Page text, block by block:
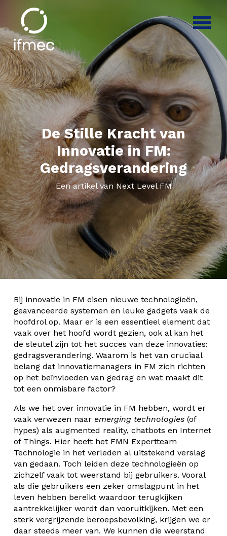
De Stille Kracht van
Innovatie in FM:
Gedragsverandering
Een artikel van Next Level FM
Bij innovatie in FM eisen nieuwe technologieën,
geavanceerde systemen en leuke gadgets vaak de
hoofdrol op. Maar er is een essentieel element dat
vaak over het hoofd wordt gezien, ook al kan het
de sleutel zijn tot het succes van deze innovaties:
gedragsverandering. Waarom is het van cruciaal
belang dat innovatiemanagers in FM zich richten
op het beïnvloeden van gedrag en wat maakt dit
tot een onmisbare factor?
Als we het over innovatie in FM hebben, wordt er
vaak verwezen naar emerging technologies (of
hypes) als augmented reality, chatbots en Internet
of Things. Hier heeft het FMN Expertteam
Technologie in het verleden al uitstekend verslag
van gedaan. Toch leiden deze technologieën op
zichzelf vaak tot weerstand bij gebruikers. Vooral
als die gebruikers een zeker omslagpunt in het
leven hebben bereikt waardoor terugkijken
aantrekkelijker wordt dan vooruitkijken. Met een
sterk vergrijzende beroepsbevolking, krijgen we er
daar steeds meer van. We kunnen die weerstand